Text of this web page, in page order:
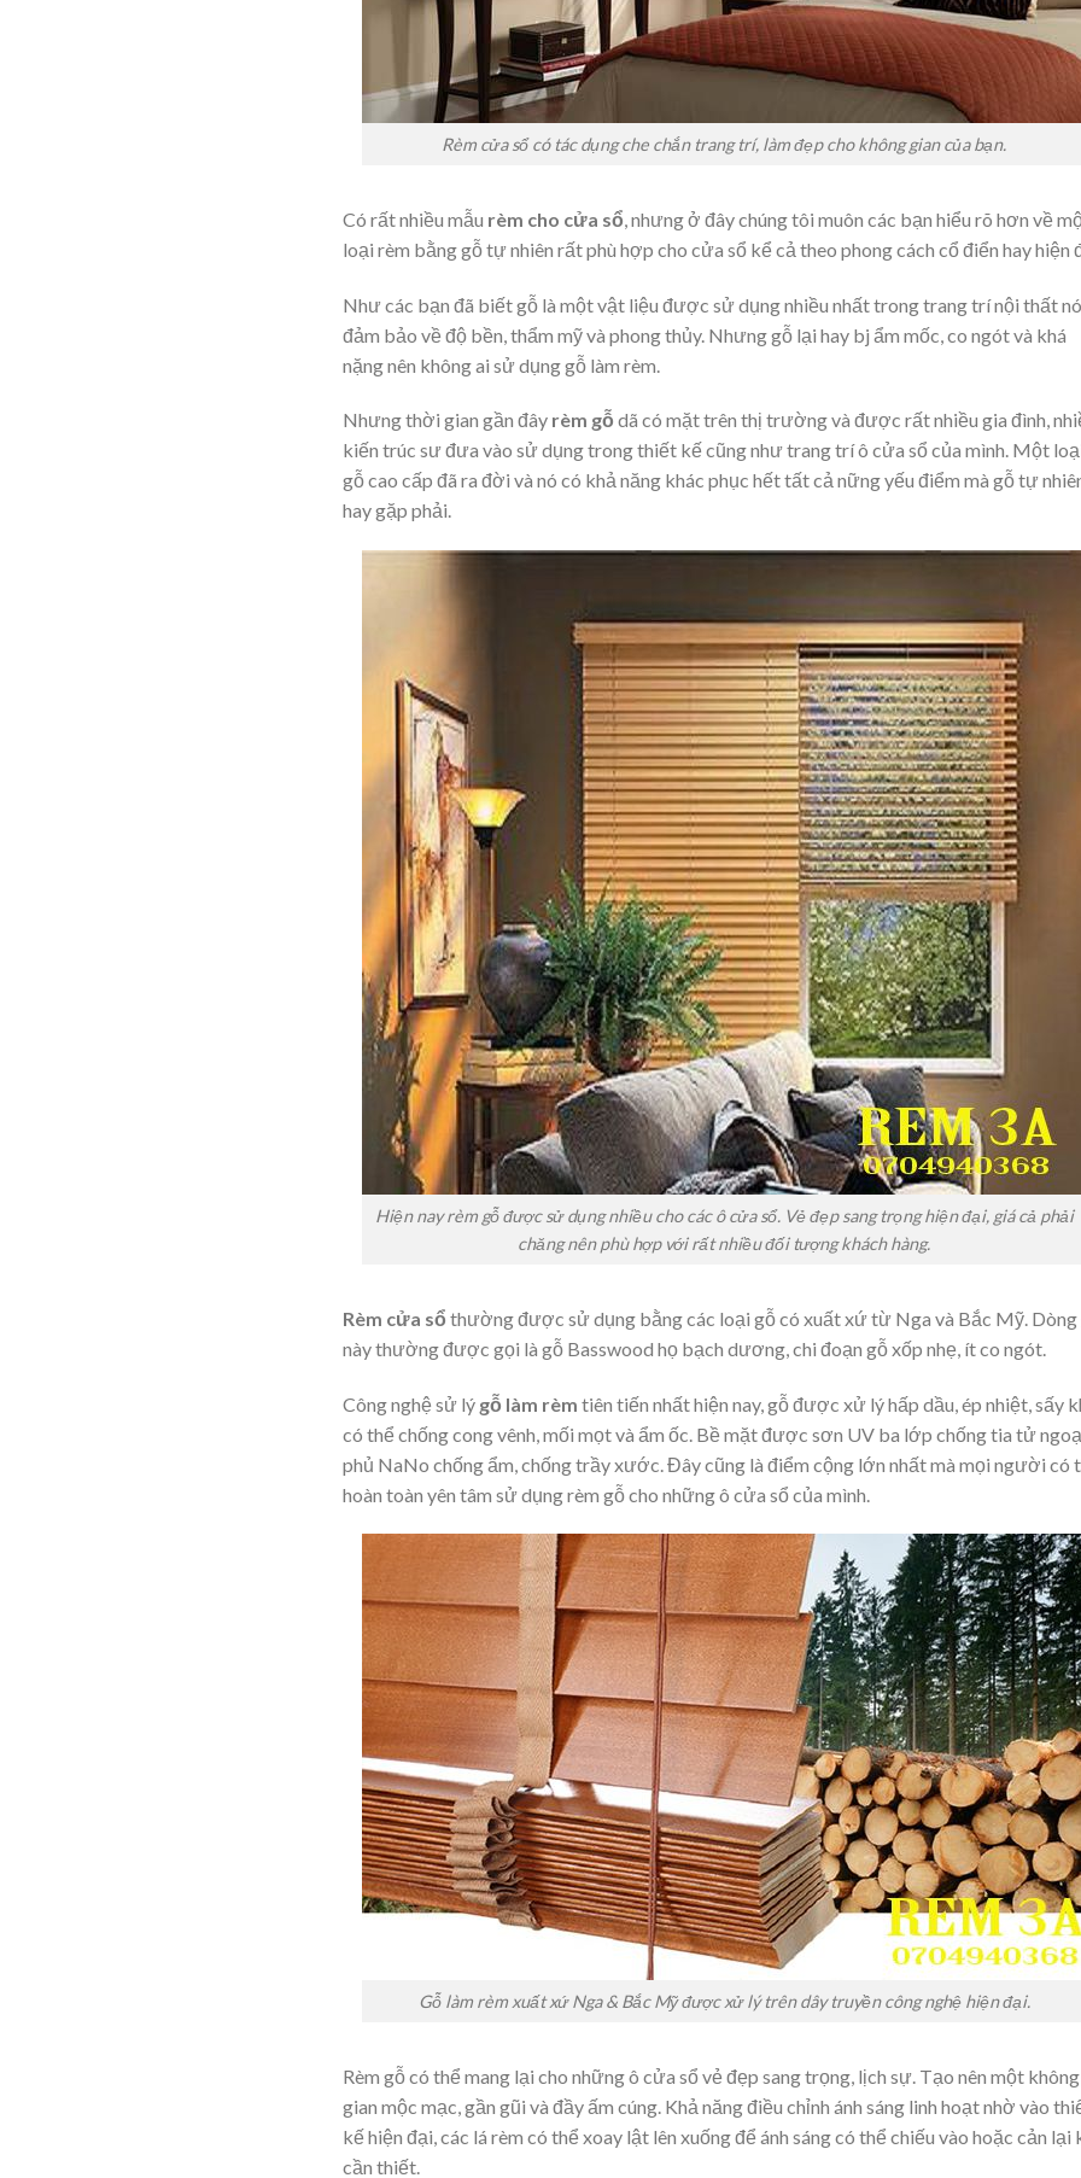
Rèm cửa sổ có tác dụng che chắn trang trí, làm đẹp cho không gian của bạn.
Có rất nhiều mẫu rèm cho cửa sổ, nhưng ở đây chúng tôi muôn các bạn hiểu rõ hơn về
loại rèm bằng gỗ tự nhiên rất phù hợp cho cửa sổ kể cả theo phong cách cổ điển hay hiện
Như các bạn đã biết gỗ là một vật liệu được sử dụng nhiều nhất trong trang trí nội thất nó
đảm bảo về độ bền, thẩm mỹ và phong thủy. Nhưng gỗ lại hay bj ẩm mốc, co ngót và khá
nặng nên không ai sử dụng gỗ làm rèm.
Nhưng thời gian gần đây rèm gỗ dã có mặt trên thị trường và được rất nhiều gia đình,
kiến trúc sư đưa vào sử dụng trong thiết kế cũng như trang trí ô cửa sổ của mình. Một
gỗ cao cấp đã ra đời và nó có khả năng khác phục hết tất cả nững yếu điểm mà gỗ tự
hay gặp phải.
Hiện nay rèm gỗ được sử dụng nhiều cho các ô cửa sổ. Vẻ đẹp sang trọng hiện đại, giá cả phải
chăng nên phù hợp với rất nhiều đối tượng khách hàng.
Rèm cửa sổ thường được sử dụng bằng các loại gỗ có xuất xứ từ Nga và Bắc Mỹ. Dòng
này thường được gọi là gỗ Basswood họ bạch dương, chi đoạn gỗ xốp nhẹ, ít co ngót.
Công nghệ sử lý gỗ làm rèm tiên tiến nhất hiện nay, gỗ được xử lý hấp dầu, ép nhiệt, sấy
có thể chống cong vênh, mối mọt và ẩm ốc. Bề mặt được sơn UV ba lớp chống tia tử
phủ NaNo chống ẩm, chống trầy xước. Đây cũng là điểm cộng lớn nhất mà mọi người có
hoàn toàn yên tâm sử dụng rèm gỗ cho những ô cửa sổ của mình.
Gỗ làm rèm xuất xứ Nga & Bắc Mỹ được xử lý trên dây truyền công nghệ hiện đại.
Rèm gỗ có thể mang lại cho những ô cửa sổ vẻ đẹp sang trọng, lịch sự. Tạo nên một không
gian mộc mạc, gần gũi và đầy ấm cúng. Khả năng điều chỉnh ánh sáng linh hoạt nhờ vào
kế hiện đại, các lá rèm có thể xoay lật lên xuống để ánh sáng có thể chiếu vào hoặc cản lại
cần thiết.